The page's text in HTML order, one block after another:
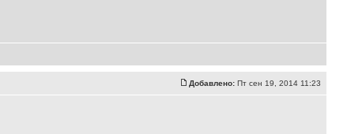
Добавлено: Пт сен 19, 2014 11:23